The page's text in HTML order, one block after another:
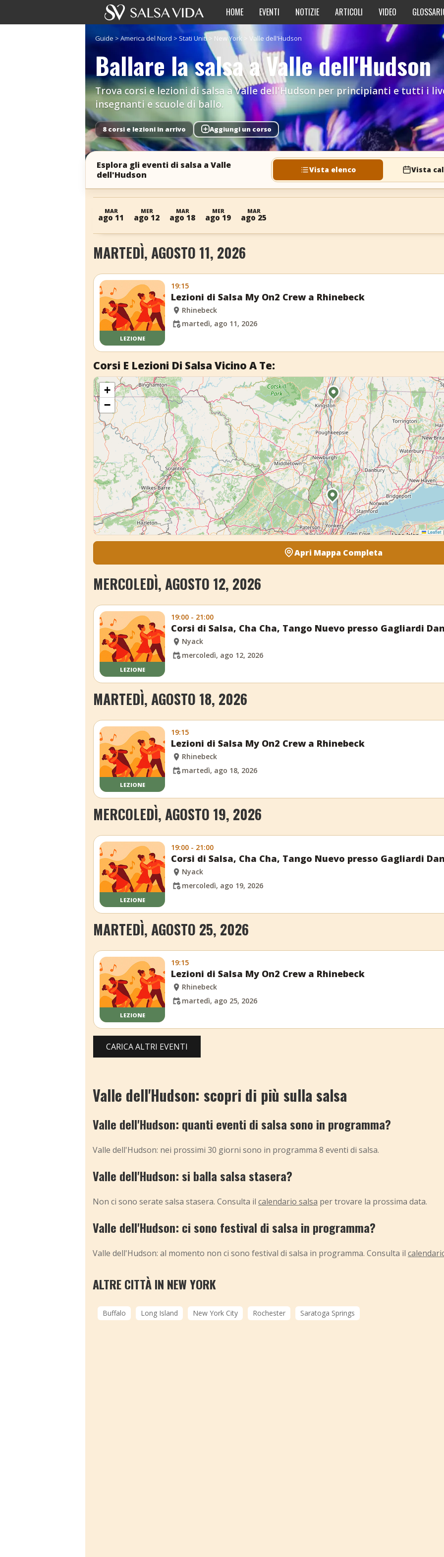
HOME EVENTI NOTIZIE ARTICOLI VIDEO
Guide >America del Nord > Stati Uniti> New York Valle dell'Hudson
Ballare la salsa a Valle dell'Hudson
Trova corsi e lezioni di salsa a Valle dell'Hudson per principianti e tutti i
insegnanti e scuole di ballo.
8 corsi e lezioni in arrivo + Aggiungi un corso
Esplora gli eventi di salsa a Valle
dell'Hudson
Vista elenco Vista
MAR
ago 11
MER
ago 12
MAR
ago 18
MER
ago 19
MAR
ago 25
MARTEDÌ, AGOSTO 11, 2026
LEZIONE
19:15
Lezioni di Salsa My On2 Crew a Rhinebeck
Rhinebeck
martedì, ago 11, 2026
Corsi E Lezioni Di Salsa Vicino A Te:
+
−
Leaflet |
Apri Mappa Completa
MERCOLEDÌ, AGOSTO 12, 2026
LEZIONE
19:00 - 21:00
Corsi di Salsa, Cha Cha, Tango Nuevo presso Gagliardi
Nyack
mercoledì, ago 12, 2026
MARTEDÌ, AGOSTO 18, 2026
LEZIONE
19:15
Lezioni di Salsa My On2 Crew a Rhinebeck
Rhinebeck
martedì, ago 18, 2026
MERCOLEDÌ, AGOSTO 19, 2026
LEZIONE
19:00 - 21:00
Corsi di Salsa, Cha Cha, Tango Nuevo presso Gagliardi
Nyack
mercoledì, ago 19, 2026
MARTEDÌ, AGOSTO 25, 2026
LEZIONE
19:15
Lezioni di Salsa My On2 Crew a Rhinebeck
Rhinebeck
martedì, ago 25, 2026
CARICA ALTRI EVENTI
Valle dell'Hudson: scopri di più sulla salsa
Valle dell'Hudson: quanti eventi di salsa sono in programma?
Valle dell'Hudson: nei prossimi 30 giorni sono in programma 8 eventi di salsa.
Valle dell'Hudson: si balla salsa stasera?
Non ci sono serate salsa stasera. Consulta il calendario salsa per trovare la prossima data.
Valle dell'Hudson: ci sono festival di salsa in programma?
Valle dell'Hudson: al momento non ci sono festival di salsa in programma. Consulta il
ALTRE CITTÀ IN NEW YORK
Buffalo Long Island New York City Rochester Saratoga Springs